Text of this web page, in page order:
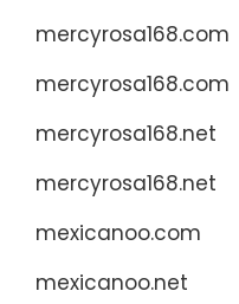
mercyrosa168.com
mercyrosa168.com
mercyrosa168.net
mercyrosa168.net
mexicanoo.com
mexicanoo.net